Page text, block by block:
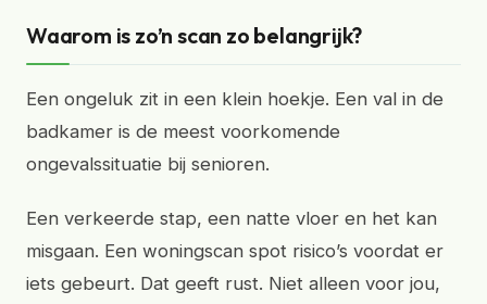
Waarom is zo’n scan zo belangrijk?
Een ongeluk zit in een klein hoekje. Een val in de
badkamer is de meest voorkomende
ongevalssituatie bij senioren.
Een verkeerde stap, een natte vloer en het kan
misgaan. Een woningscan spot risico’s voordat er
iets gebeurt. Dat geeft rust. Niet alleen voor jou,